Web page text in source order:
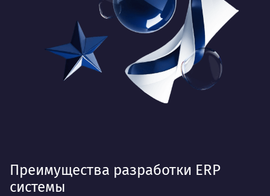
Преимущества разработки ERP
системы